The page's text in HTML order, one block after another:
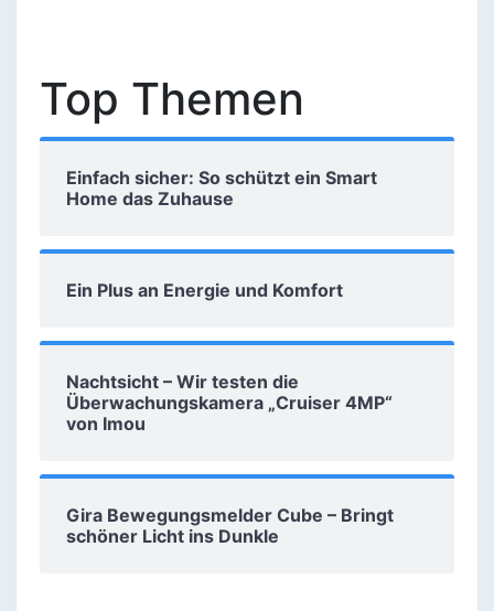
Top Themen
Einfach sicher: So schützt ein Smart
Home das Zuhause
Ein Plus an Energie und Komfort
Nachtsicht – Wir testen die
Überwachungskamera „Cruiser 4MP“
von Imou
Gira Bewegungsmelder Cube – Bringt
schöner Licht ins Dunkle